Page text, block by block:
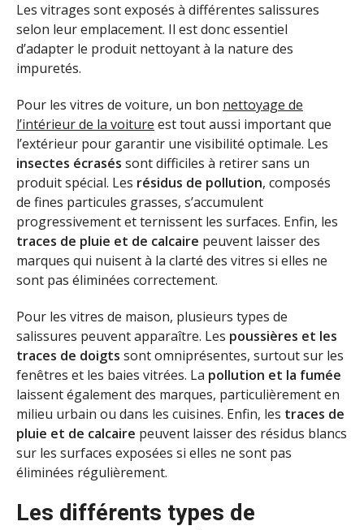
Les vitrages sont exposés à différentes salissures
selon leur emplacement. Il est donc essentiel
d’adapter le produit nettoyant à la nature des
impuretés.
Pour les vitres de voiture, un bon nettoyage de
l’intérieur de la voiture est tout aussi important que
l’extérieur pour garantir une visibilité optimale. Les
insectes écrasés sont difficiles à retirer sans un
produit spécial. Les résidus de pollution, composés
de fines particules grasses, s’accumulent
progressivement et ternissent les surfaces. Enfin, les
traces de pluie et de calcaire peuvent laisser des
marques qui nuisent à la clarté des vitres si elles ne
sont pas éliminées correctement.
Pour les vitres de maison, plusieurs types de
salissures peuvent apparaître. Les poussières et les
traces de doigts sont omniprésentes, surtout sur les
fenêtres et les baies vitrées. La pollution et la fumée
laissent également des marques, particulièrement en
milieu urbain ou dans les cuisines. Enfin, les traces de
pluie et de calcaire peuvent laisser des résidus blancs
sur les surfaces exposées si elles ne sont pas
éliminées régulièrement.
Les différents types de